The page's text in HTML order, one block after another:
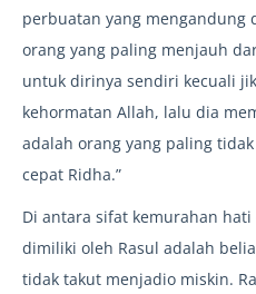
perbuatan yang mengandung
orang yang paling menjauh
untuk dirinya sendiri kecuali
kehormatan Allah, lalu dia
adalah orang yang paling
cepat Ridha.”
Di antara sifat kemurahan
dimiliki oleh Rasul adalah
tidak takut menjadio miskin.